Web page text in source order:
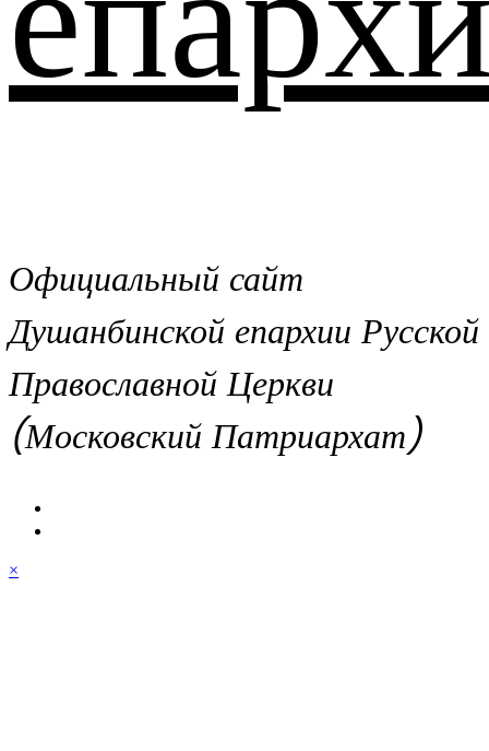
Официальный сайт
Душанбинской епархии Русской
Православной Церкви
(Московский Патриархат)
×